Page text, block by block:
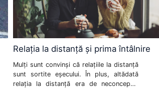
Relația la distanță și prima întâlnire
Mulți sunt convinși că relațiile la distanță
sunt sortite eșecului. În plus, altădată
relația la distanță era de neconceput.